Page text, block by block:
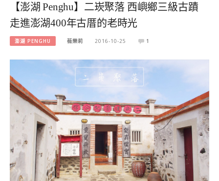
【澎湖 Penghu】二崁聚落 西嶼鄉三級古蹟
走進澎湖400年古厝的老時光
澎湖 PENGHU 薇樂莉 2016-10-25 1